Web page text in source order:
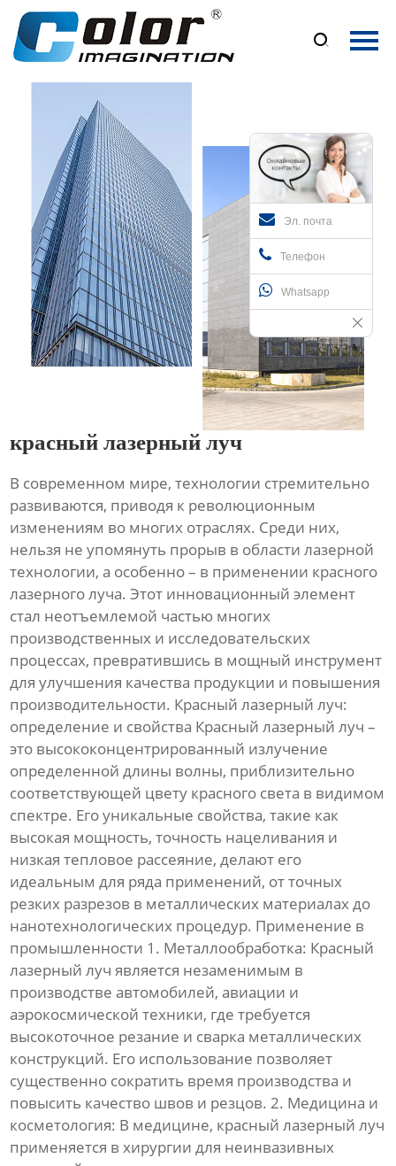

Главная
Продукция
Новости
Контакты
Эл. почта
Телефон
Whatsapp
красный лазерный луч
В современном мире, технологии стремительно
развиваются, приводя к революционным
изменениям во многих отраслях. Среди них,
нельзя не упомянуть прорыв в области лазерной
технологии, а особенно – в применении красного
лазерного луча. Этот инновационный элемент
стал неотъемлемой частью многих
производственных и исследовательских
процессах, превратившись в мощный инструмент
для улучшения качества продукции и повышения
производительности. Красный лазерный луч:
определение и свойства Красный лазерный луч –
это высококонцентрированный излучение
определенной длины волны, приблизительно
соответствующей цвету красного света в видимом
спектре. Его уникальные свойства, такие как
высокая мощность, точность нацеливания и
низкая тепловое рассеяние, делают его
идеальным для ряда применений, от точных
резких разрезов в металлических материалах до
нанотехнологических процедур. Применение в
промышленности 1. Металлообработка: Красный
лазерный луч является незаменимым в
производстве автомобилей, авиации и
аэрокосмической техники, где требуется
высокоточное резание и сварка металлических
конструкций. Его использование позволяет
существенно сократить время производства и
повысить качество швов и резцов. 2. Медицина и
косметология: В медицине, красный лазерный луч
применяется в хирургии для неинвазивных